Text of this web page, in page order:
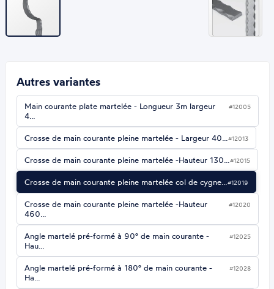
Autres variantes
Main courante plate martelée - Longueur 3m largeur
4…
#12005
Crosse de main courante pleine martelée - Largeur 40…#12013
Crosse de main courante pleine martelée -Hauteur 130…#12015
Crosse de main courante pleine martelée col de cygne…#12019
Crosse de main courante pleine martelée -Hauteur
460…
#12020
Angle martelé pré-formé à 90° de main courante -
Hau…
#12025
Angle martelé pré-formé à 180° de main courante -
Ha…
#12028